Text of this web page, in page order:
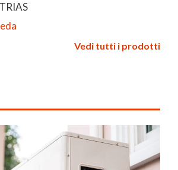
Vedi tutti i prodotti